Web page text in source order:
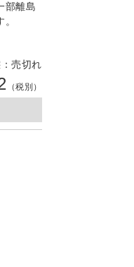
部離島
売切れ
（税別）